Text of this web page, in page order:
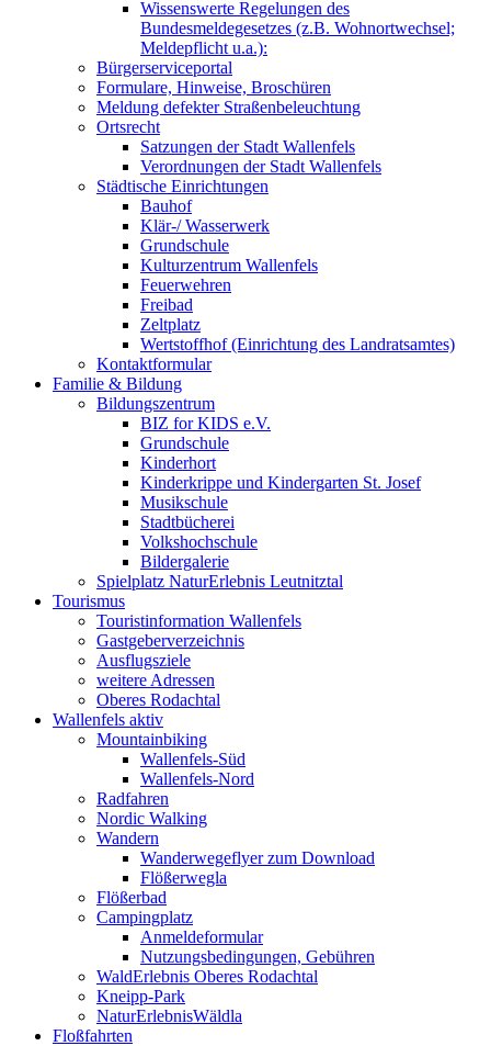
Wissenswerte Regelungen des
Bundesmeldegesetzes (z.B. Wohnortwechsel;
Meldepflicht u.a.):
Bürgerserviceportal
Formulare, Hinweise, Broschüren
Meldung defekter Straßenbeleuchtung
Ortsrecht
Satzungen der Stadt Wallenfels
Verordnungen der Stadt Wallenfels
Städtische Einrichtungen
Bauhof
Klär-/ Wasserwerk
Grundschule
Kulturzentrum Wallenfels
Feuerwehren
Freibad
Zeltplatz
Wertstoffhof (Einrichtung des Landratsamtes)
Kontaktformular
Familie & Bildung
Bildungszentrum
BIZ for KIDS e.V.
Grundschule
Kinderhort
Kinderkrippe und Kindergarten St. Josef
Musikschule
Stadtbücherei
Volkshochschule
Bildergalerie
Spielplatz NaturErlebnis Leutnitztal
Tourismus
Touristinformation Wallenfels
Gastgeberverzeichnis
Ausflugsziele
weitere Adressen
Oberes Rodachtal
Wallenfels aktiv
Mountainbiking
Wallenfels-Süd
Wallenfels-Nord
Radfahren
Nordic Walking
Wandern
Wanderwegeflyer zum Download
Flößerwegla
Flößerbad
Campingplatz
Anmeldeformular
Nutzungsbedingungen, Gebühren
WaldErlebnis Oberes Rodachtal
Kneipp-Park
NaturErlebnisWäldla
Floßfahrten